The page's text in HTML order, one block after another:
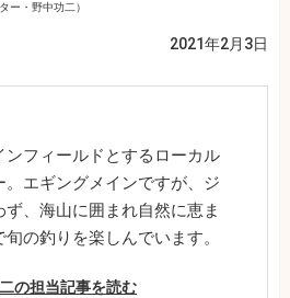
ー・野中功二）
2021年2月3日
ンフィールドとするローカル
。エギングメインですが、ジ
ず、海山に囲まれ自然に恵ま
の釣りを楽しんでいます。
の担当記事を読む